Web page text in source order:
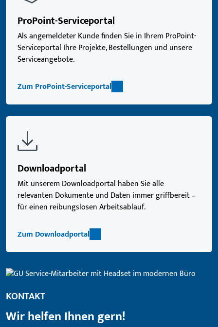
ProPoint-Serviceportal
Als angemeldeter Kunde finden Sie in Ihrem ProPoint-
Serviceportal Ihre Projekte, Bestellungen und unsere
Serviceangebote.
Zum ProPoint-Serviceportal
Downloadportal
Mit unserem Downloadportal haben Sie alle
relevanten Dokumente und Daten immer griffbereit –
für einen reibungslosen Arbeitsablauf.
Zum Downloadportal
KONTAKT
Wir helfen Ihnen gern!